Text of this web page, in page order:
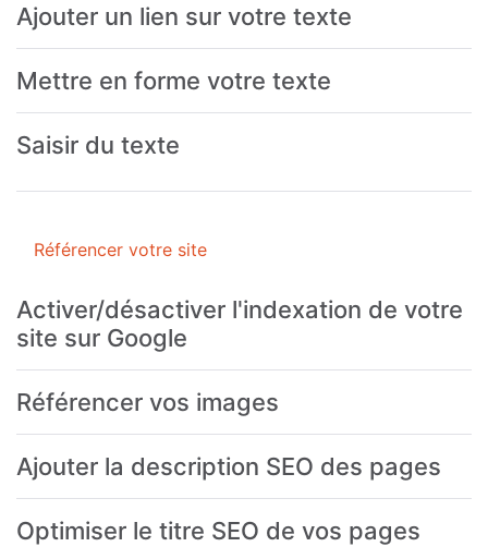
Ajouter un lien sur votre texte
Mettre en forme votre texte
Saisir du texte
Référencer votre site
Activer/désactiver l'indexation de votre
site sur Google
Référencer vos images
Ajouter la description SEO des pages
Optimiser le titre SEO de vos pages